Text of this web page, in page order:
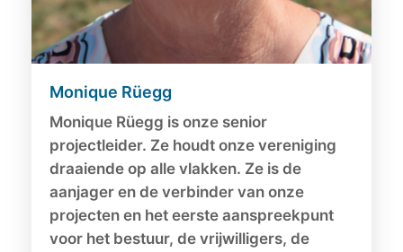
Monique Rüegg
Monique Rüegg is onze senior
projectleider. Ze houdt onze vereniging
draaiende op alle vlakken. Ze is de
aanjager en de verbinder van onze
projecten en het eerste aanspreekpunt
voor het bestuur, de vrijwilligers, de